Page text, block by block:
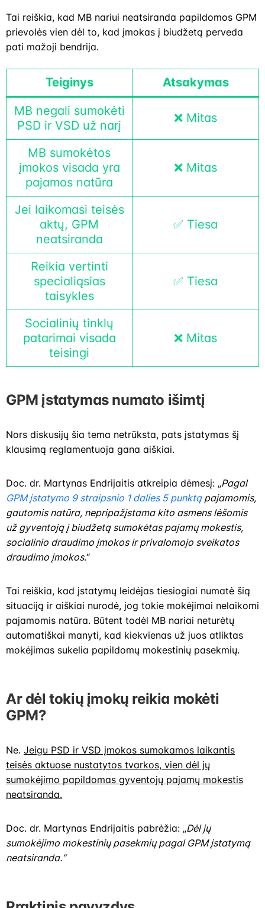
Tai reiškia, kad MB nariui neatsiranda papildomos GPM
prievolės vien dėl to, kad įmokas į biudžetą perveda
pati mažoji bendrija.
Teiginys
Atsakymas
MB negali sumokėti
PSD ir VSD už narį
❌ Mitas
MB sumokėtos
įmokos visada yra
pajamos natūra
❌ Mitas
Jei laikomasi teisės
aktų, GPM
neatsiranda
✅ Tiesa
Reikia vertinti
specialiąsias
taisykles
✅ Tiesa
Socialinių tinklų
patarimai visada
teisingi
❌ Mitas
GPM įstatymas numato išimtį
Nors diskusijų šia tema netrūksta, pats įstatymas šį
klausimą reglamentuoja gana aiškiai.
Doc. dr. Martynas Endrijaitis atkreipia dėmesį: „Pagal
GPM įstatymo 9 straipsnio 1 dalies 5 punktąpajamomis,
gautomis natūra, nepripažįstama kito asmens lėšomis
už gyventoją į biudžetą sumokėtas pajamų mokestis,
socialinio draudimo įmokos ir privalomojo sveikatos
draudimo įmokos.“
Tai reiškia, kad įstatymų leidėjas tiesiogiai numatė šią
situaciją ir aiškiai nurodė, jog tokie mokėjimai nelaikomi
pajamomis natūra. Būtent todėl MB nariai neturėtų
automatiškai manyti, kad kiekvienas už juos atliktas
mokėjimas sukelia papildomų mokestinių pasekmių.
Ar dėl tokių įmokų reikia mokėti
GPM?
Ne. Jeigu PSD ir VSD įmokos sumokamos laikantis
teisės aktuose nustatytos tvarkos, vien dėl jų
sumokėjimo papildomas gyventojų pajamų mokestis
neatsiranda.
Doc. dr. Martynas Endrijaitis pabrėžia: „Dėl jų
sumokėjimo mokestinių pasekmių pagal GPM įstatymą
neatsiranda.“